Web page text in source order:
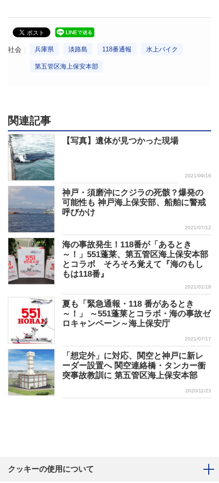
社会 兵庫県 淡路島 118番通報 水上バイク
第五管区海上保安本部
関連記事
【写真】遺体が見つかった現場
2021/09/16
神戸・須磨沖にクジラの死骸？爆発の
可能性も 神戸海上保安部、船舶に警戒
呼びかけ
2021/07/12
海の事故発生！118番が「あるとき
～！」551蓬莱、第五管区海上保安本部
とコラボ そろそろ覚えて『海のもし
もは118番』
2021/01/18
夏も「緊急通報・118 番があるとき
～！」 ～551蓬莱とコラボ・海の事故ゼ
ロキャンペーン～海上保安庁
2021/07/17
「想定外」に対応、関空と神戸に新レ
ーダー設置へ 関空連絡橋・タンカー衝
突事故教訓に 第五管区海上保安本部
2020/11/23
クッキーの使用について